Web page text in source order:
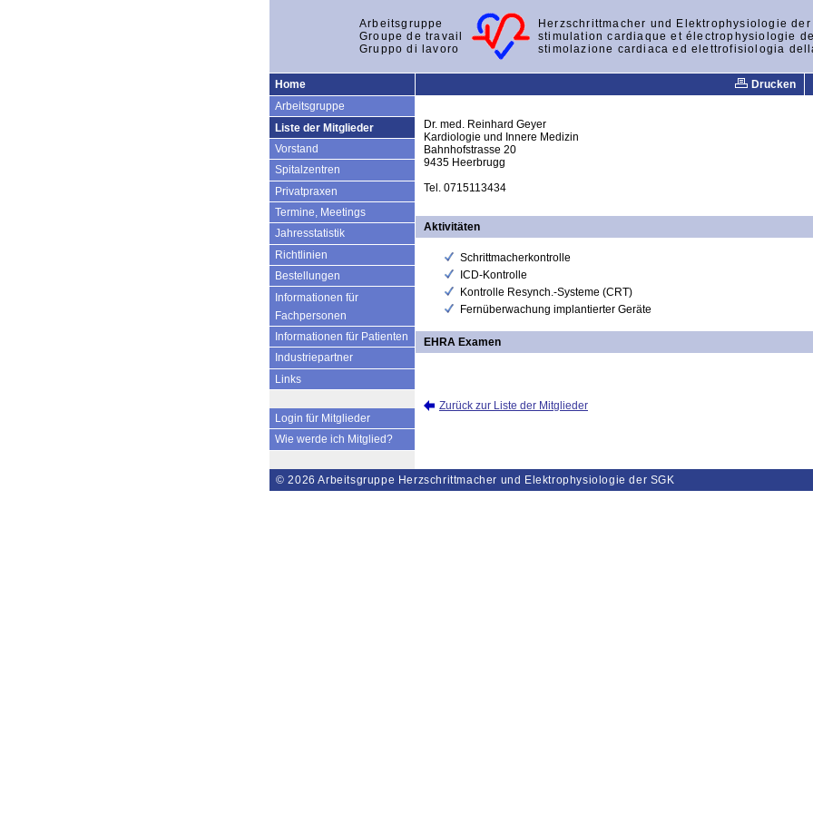
Arbeitsgruppe
Groupe de travail
Gruppo di lavoro
Herzschrittmacher und Elektrophysiologie der
stimulation cardiaque et électrophysiologie
stimolazione cardiaca ed elettrofisiologia
Home Drucken
Arbeitsgruppe
Liste der Mitglieder
Vorstand
Spitalzentren
Privatpraxen
Termine, Meetings
Jahresstatistik
Richtlinien
Bestellungen
Informationen für
Fachpersonen
Informationen für Patienten
Industriepartner
Links
Login für Mitglieder
Wie werde ich Mitglied?
Dr. med. Reinhard Geyer
Kardiologie und Innere Medizin
Bahnhofstrasse 20
9435 Heerbrugg
Tel. 0715113434
Aktivitäten
Schrittmacherkontrolle
ICD-Kontrolle
Kontrolle Resynch.-Systeme (CRT)
Fernüberwachung implantierter Geräte
EHRA Examen
Zurück zur Liste der Mitglieder
© 2026 Arbeitsgruppe Herzschrittmacher und Elektrophysiologie der SGK